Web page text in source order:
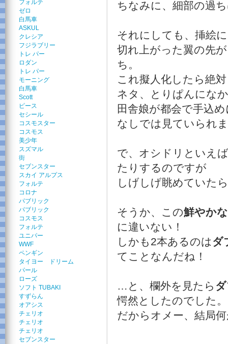
フォルテ
ゼロ
白馬車
ASKUL
クレシア
フジラブリー
トレ パー
ロダン
トレ パー
モーニング
白馬車
Scott
ピース
セシール
コスモスター
コスモス
美少年
スズマル
街
セブンスター
スカイ アルプス
フォルテ
コロナ
パブリック
パブリック
コスモス
フォルテ
ユニパー
WWF
ペンギン
タイヨー ドリーム
パール
ローズ
ソフト TUBAKI
すずらん
オアシス
チェリオ
チェリオ
チェリオ
セブンスター
ちなみに、細部の過
それにしても、挿絵
切れ上がった翼の先
ち。
これ擬人化したら絶対
ネタ、とりぱんにな
田舎娘が都会で手込
なしでは見ていられ
で、オシドリといえ
たりするのですが
しげしげ眺めていた
そうか、この鮮やか
に違いない！
しかも2本あるのは ダ
てことなんだね！
…と、欄外を見たら
愕然としたのでした。
だからオメー、結局